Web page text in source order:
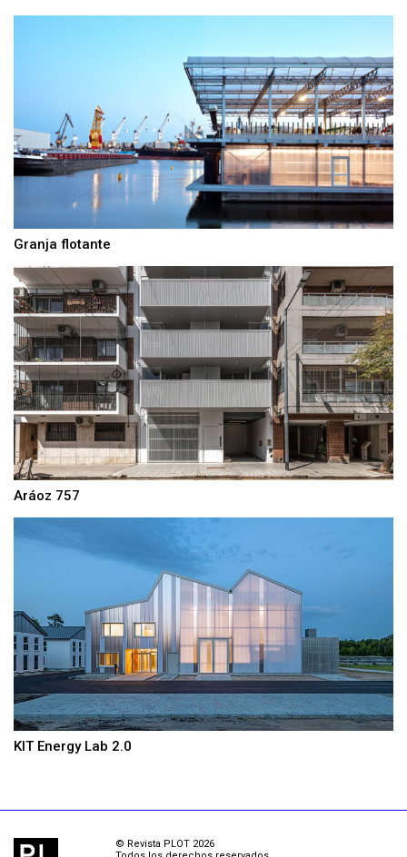
Granja flotante
Aráoz 757
KIT Energy Lab 2.0
© Revista PLOT 2026